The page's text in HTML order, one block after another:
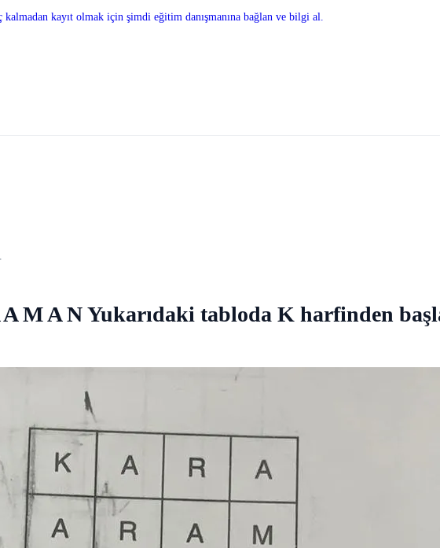
kayıt olmak için şimdi eğitim danışmanına bağlan ve bilgi al.
M A N Yukarıdaki tabloda K harfinden